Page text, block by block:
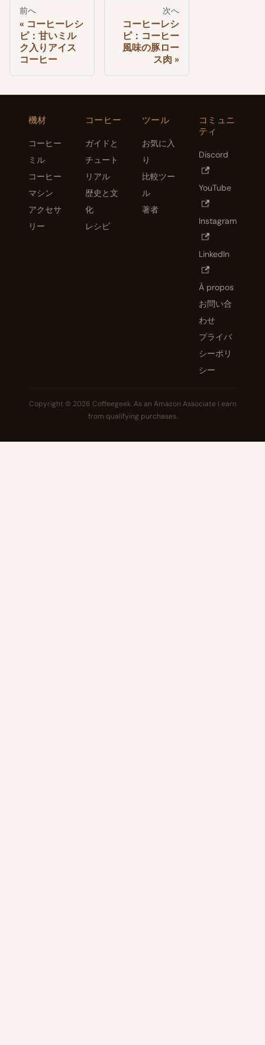
前へ
コーヒーレシ
ピ：甘いミル
ク入りアイス
コーヒー
次へ
コーヒーレシ
ピ：コーヒー
風味の豚ロー
ス肉
機材
コーヒー
ミル
コーヒー
マシン
アクセサ
リー
コーヒー
ガイドと
チュート
リアル
歴史と文
化
レシピ
ツール
お気に入
り
比較ツー
ル
著者
コミュニ
ティ
Discord
YouTube
Instagram
LinkedIn
À propos
お問い合
わせ
プライバ
シーポリ
シー
Copyright © 2026 Coffeegeek. As an Amazon Associate I earn
from qualifying purchases.